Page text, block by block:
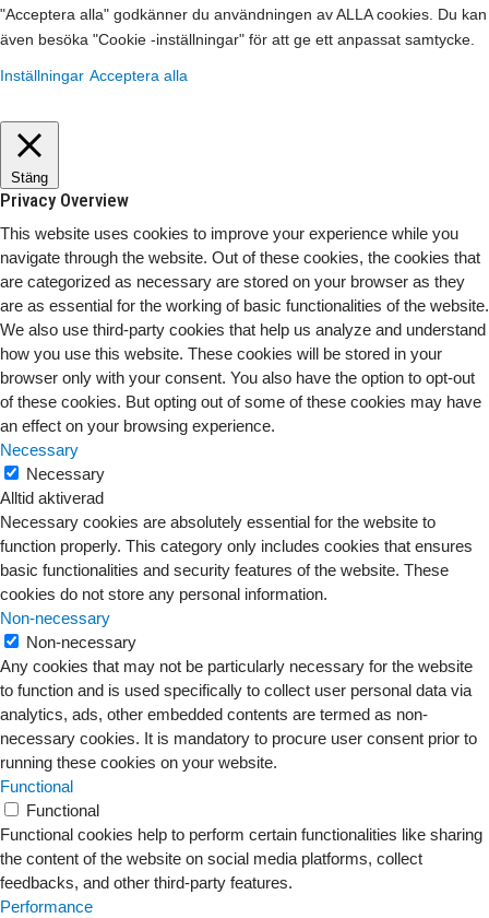
"Acceptera alla" godkänner du användningen av ALLA cookies. Du kan
även besöka "Cookie -inställningar" för att ge ett anpassat samtycke.
Inställningar Acceptera alla
Stäng
Privacy Overview
This website uses cookies to improve your experience while you
navigate through the website. Out of these cookies, the cookies that
are categorized as necessary are stored on your browser as they
are as essential for the working of basic functionalities of the website.
We also use third-party cookies that help us analyze and understand
how you use this website. These cookies will be stored in your
browser only with your consent. You also have the option to opt-out
of these cookies. But opting out of some of these cookies may have
an effect on your browsing experience.
Necessary
Necessary
Alltid aktiverad
Necessary cookies are absolutely essential for the website to
function properly. This category only includes cookies that ensures
basic functionalities and security features of the website. These
cookies do not store any personal information.
Non-necessary
Non-necessary
Any cookies that may not be particularly necessary for the website
to function and is used specifically to collect user personal data via
analytics, ads, other embedded contents are termed as non-
necessary cookies. It is mandatory to procure user consent prior to
running these cookies on your website.
Functional
Functional
Functional cookies help to perform certain functionalities like sharing
the content of the website on social media platforms, collect
feedbacks, and other third-party features.
Performance